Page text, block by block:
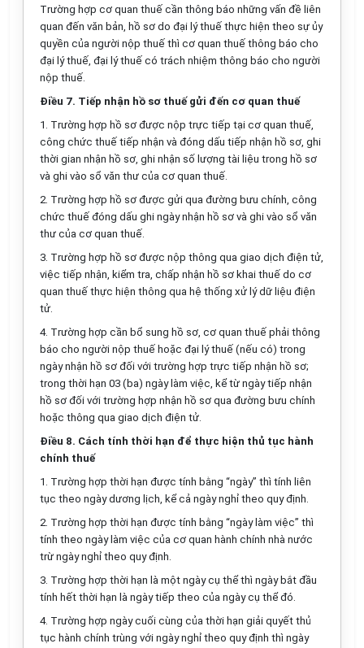
Trường hợp cơ quan thuế cần thông báo những vấn đề liên
quan đến văn bản, hồ sơ do đại lý thuế thực hiện theo sự ủy
quyền của người nộp thuế thì cơ quan thuế thông báo cho
đại lý thuế, đại lý thuế có trách nhiệm thông báo cho người
nộp thuế.
Điều 7. Tiếp nhận hồ sơ thuế gửi đến cơ quan thuế
1. Trường hợp hồ sơ được nộp trực tiếp tại cơ quan thuế,
công chức thuế tiếp nhận và đóng dấu tiếp nhận hồ sơ, ghi
thời gian nhận hồ sơ, ghi nhận số lượng tài liệu trong hồ sơ
và ghi vào sổ văn thư của cơ quan thuế.
2. Trường hợp hồ sơ được gửi qua đường bưu chính, công
chức thuế đóng dấu ghi ngày nhận hồ sơ và ghi vào sổ văn
thư của cơ quan thuế.
3. Trường hợp hồ sơ được nộp thông qua giao dịch điện tử,
việc tiếp nhận, kiểm tra, chấp nhận hồ sơ khai thuế do cơ
quan thuế thực hiện thông qua hệ thống xử lý dữ liệu điện
tử.
4. Trường hợp cần bổ sung hồ sơ, cơ quan thuế phải thông
báo cho người nộp thuế hoặc đại lý thuế (nếu có) trong
ngày nhận hồ sơ đối với trường hợp trực tiếp nhận hồ sơ;
trong thời hạn 03 (ba) ngày làm việc, kể từ ngày tiếp nhận
hồ sơ đối với trường hợp nhận hồ sơ qua đường bưu chính
hoặc thông qua giao dịch điện tử.
Điều 8. Cách tính thời hạn để thực hiện thủ tục hành
chính thuế
1. Trường hợp thời hạn được tính bằng “ngày” thì tính liên
tục theo ngày dương lịch, kể cả ngày nghỉ theo quy định.
2. Trường hợp thời hạn được tính bằng “ngày làm việc” thì
tính theo ngày làm việc của cơ quan hành chính nhà nước
trừ ngày nghỉ theo quy định.
3. Trường hợp thời hạn là một ngày cụ thể thì ngày bắt đầu
tính hết thời hạn là ngày tiếp theo của ngày cụ thể đó.
4. Trường hợp ngày cuối cùng của thời hạn giải quyết thủ
tục hành chính trùng với ngày nghỉ theo quy định thì ngày